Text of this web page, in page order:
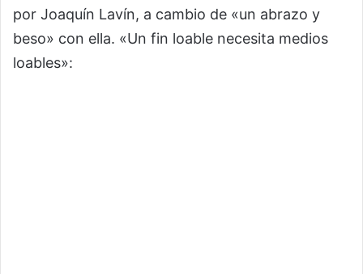
por Joaquín Lavín, a cambio de «un abrazo y
beso» con ella. «Un fin loable necesita medios
loables»: